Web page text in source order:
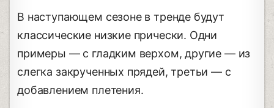
В наступающем сезоне в тренде будут
классические низкие прически. Одни
примеры — с гладким верхом, другие — из
слегка закрученных прядей, третьи — с
добавлением плетения.